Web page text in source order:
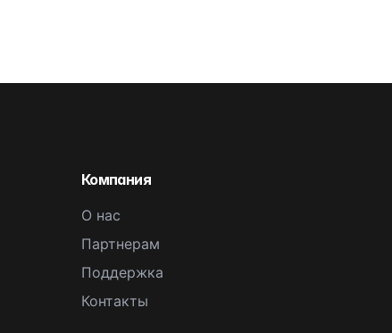
Компания
О нас
Партнерам
Поддержка
Контакты